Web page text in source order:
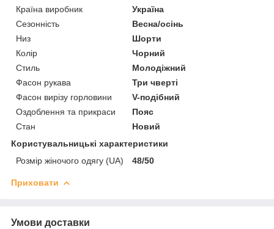
Країна виробник
Україна
Сезонність
Весна/осінь
Низ
Шорти
Колір
Чорний
Стиль
Молодіжний
Фасон рукава
Три чверті
Фасон вирізу горловини
V-подібний
Оздоблення та прикраси
Пояс
Стан
Новий
Користувальницькі характеристики
Розмір жіночого одягу (UA)
48/50
Приховати
Умови доставки